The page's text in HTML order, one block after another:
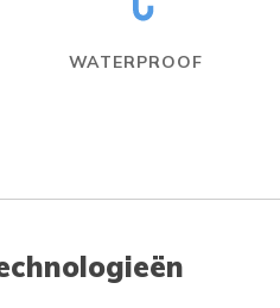
WATERPROOF